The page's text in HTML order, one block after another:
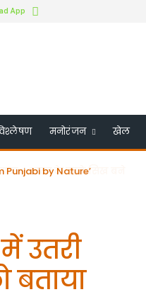
App
मनोरंजन खेल
by Nature’
– भारत के पहले सिख बने
उतरी
बताया